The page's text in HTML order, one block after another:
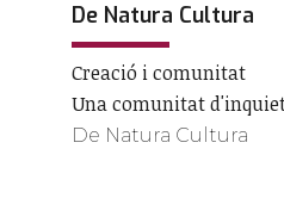
De Natura Cultura
Creació i comunitat
Una comunitat
De Natura Cultura